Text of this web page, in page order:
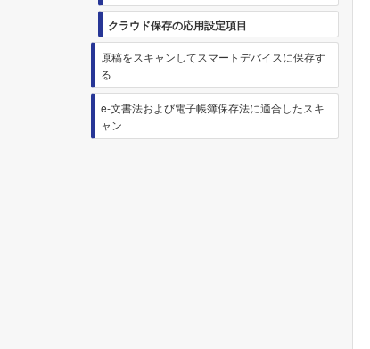
クラウド保存の応用設定項目
原稿をスキャンしてスマートデバイスに保存す
る
e-文書法および電子帳簿保存法に適合したスキ
ャン